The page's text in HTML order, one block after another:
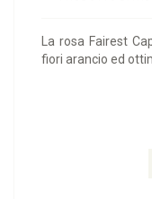
La rosa Fairest
fiori arancio ed